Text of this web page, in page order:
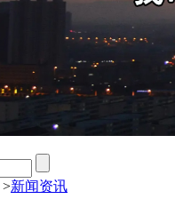
>新闻资讯